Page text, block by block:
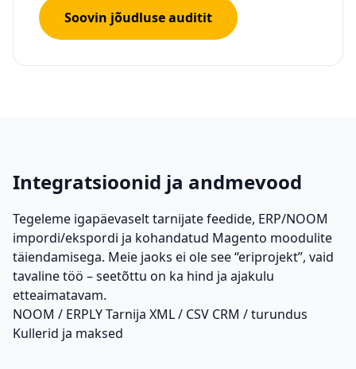
Soovin jõudluse auditit
Integratsioonid ja andmevood
Tegeleme igapäevaselt tarnijate feedide, ERP/NOOM
impordi/ekspordi ja kohandatud Magento moodulite
täiendamisega. Meie jaoks ei ole see “eriprojekt”, vaid
tavaline töö – seetõttu on ka hind ja ajakulu
etteaimatavam.
NOOM / ERPLYTarnija XML / CSV CRM / turundus
Kullerid ja maksed